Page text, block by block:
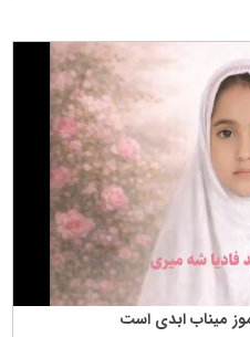
میناب ابدی است